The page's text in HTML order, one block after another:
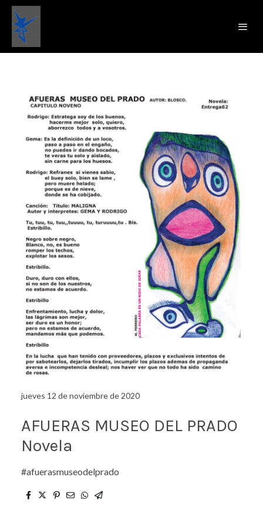
jueves 12 de noviembre de 2020
AFUERAS MUSEO DEL PRADO
Novela
#afuerasmuseodelprado